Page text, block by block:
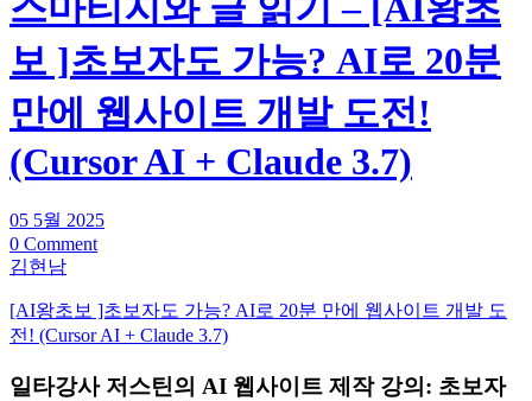
보 ]초보자도 가능? AI로 20분
만에 웹사이트 개발 도전!
(Cursor AI + Claude 3.7)
05 5월 2025
0 Comment
김현남
[AI왕초보 ]초보자도 가능? AI로 20분 만에 웹사이트 개발 도
전! (Cursor AI + Claude 3.7)
일타강사 저스틴의 AI 웹사이트 제작 강의: 초보자